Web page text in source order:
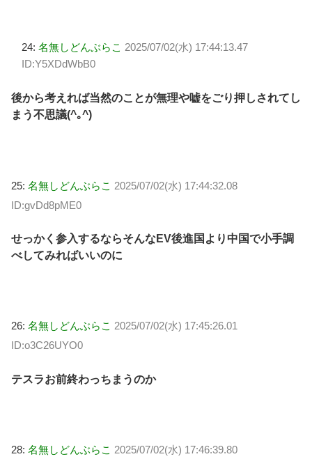
24: 名無しどんぶらこ 2025/07/02(水) 17:44:13.47
ID:Y5XDdWbB0
後から考えれば当然のことが無理や嘘をごり押しされてし
まう不思議(^｡^)
25: 名無しどんぶらこ 2025/07/02(水) 17:44:32.08
ID:gvDd8pME0
せっかく参入するならそんなEV後進国より中国で小手調
べしてみればいいのに
26: 名無しどんぶらこ 2025/07/02(水) 17:45:26.01
ID:o3C26UYO0
テスラお前終わっちまうのか
28: 名無しどんぶらこ 2025/07/02(水) 17:46:39.80